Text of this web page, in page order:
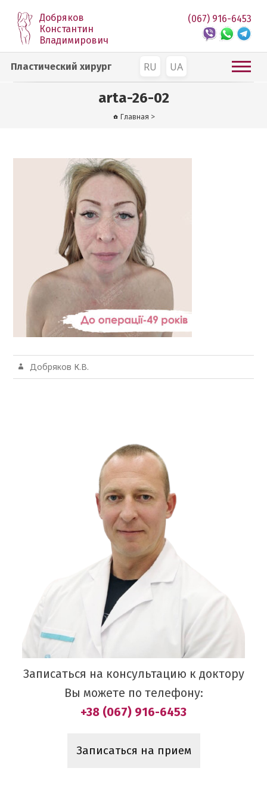
Добряков
Константин
Владимирович
RU UA
(067) 916-6453
Пластический хирург
arta-26-02
Главная >
Добряков К.В.
Записаться на консультацию к доктору
Вы можете по телефону:
+38 (067) 916-6453
Записаться на прием